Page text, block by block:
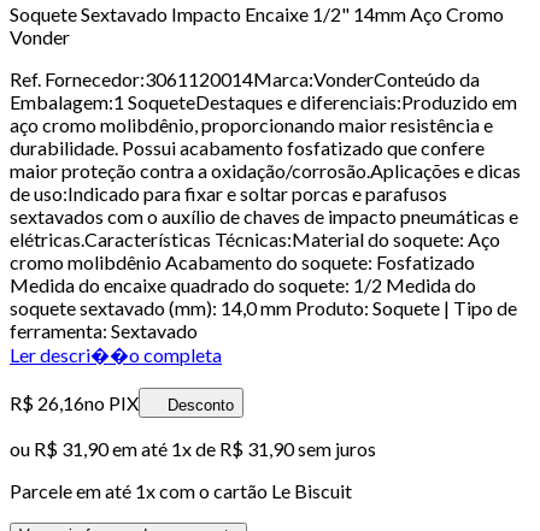
Soquete Sextavado Impacto Encaixe 1/2" 14mm Aço Cromo
Vonder
Ref. Fornecedor:3061120014Marca:VonderConteúdo da
Embalagem:1 SoqueteDestaques e diferenciais:Produzido em
aço cromo molibdênio, proporcionando maior resistência e
durabilidade. Possui acabamento fosfatizado que confere
maior proteção contra a oxidação/corrosão.Aplicações e dicas
de uso:Indicado para fixar e soltar porcas e parafusos
sextavados com o auxílio de chaves de impacto pneumáticas e
elétricas.Características Técnicas:Material do soquete: Aço
cromo molibdênio Acabamento do soquete: Fosfatizado
Medida do encaixe quadrado do soquete: 1/2 Medida do
soquete sextavado (mm): 14,0 mm Produto: Soquete | Tipo de
ferramenta: Sextavado
Ler descri��o completa
R$ 26,16no PIX Desconto
ou R$ 31,90em até 1x de R$ 31,90sem juros
Parcele em até 1x com o cartão Le Biscuit